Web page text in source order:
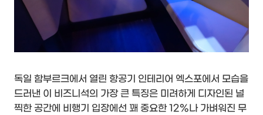
독일 함부르크에서 열린 항공기 인테리어 엑스포에서 모습을
드러낸 이 비즈니석의 가장 큰 특징은 미려하게 디자인된 널
찍한 공간에 비행기 입장에선 꽤 중요한 12%나 가벼워진 무